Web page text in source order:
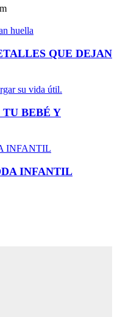
QUE DEJAN
BEBÉ Y
INFANTIL